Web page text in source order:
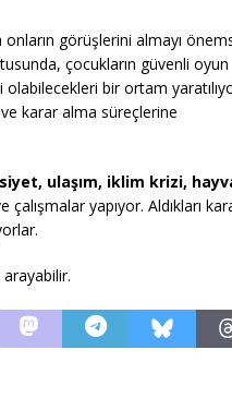
görüşlerini almayı
çocukların güvenli oyun
bir ortam
karar alma süreçlerine
ulaşım, iklim krizi,
yapıyor. Aldıkları